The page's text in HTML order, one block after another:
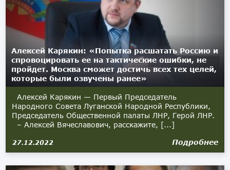
Алексей Карякин: «Попытка расшатать Россию и
спровоцировать ее на тактические ошибки, не
пройдет. Москва сможет достичь всех тех целей,
которые были озвучены ранее»
Алексей Карякин — Первый Председатель
Народного Совета Луганской Народной Республики,
Председатель Общественной палаты ЛНР, Герой ЛНР.
– Алексей Вячеславович, расскажите, [...]
27.12.2022 Подробнее